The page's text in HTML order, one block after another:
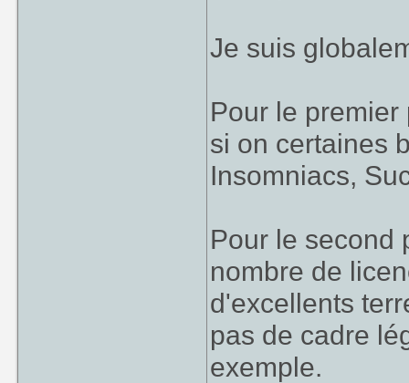
Je suis
Pour le
si on certaines
Insomniacs,
Pour le second
nombre de
d'excellents
pas de cadre
exemple.